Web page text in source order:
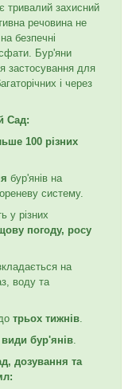
тривалий захисний
речовина не
безпечні
Бур'яни
застосування для
і через
Сад:
100 різних
бур'янів на
систему.
у різних
погоду, росу
на
воду та
трьох тижнів.
види бур'янів.
дозування та